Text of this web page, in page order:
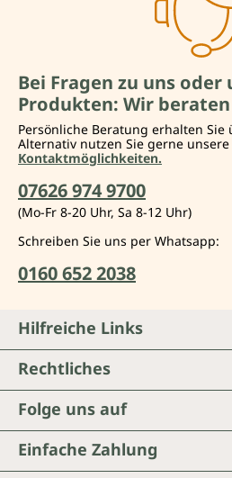
Bei Fragen zu uns oder
Produkten: Wir beraten
Persönliche Beratung erhalten Sie
Alternativ nutzen Sie gerne
Kontaktmöglichkeiten.
07626 974 9700
(Mo-Fr 8-20 Uhr, Sa 8-12 Uhr)
Schreiben Sie uns per Whatsapp:
0160 652 2038
Folge uns auf
Einfache Zahlung
Hilfreiche Links
Rechtliches